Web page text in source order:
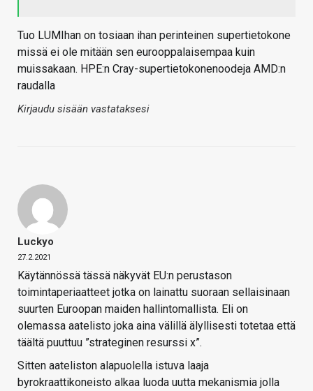
Tuo LUMIhan on tosiaan ihan perinteinen supertietokone
missä ei ole mitään sen eurooppalaisempaa kuin
muissakaan. HPE:n Cray-supertietokonenoodeja AMD:n
raudalla
Kirjaudu sisään vastataksesi
Luckyo
27.2.2021
Käytännössä tässä näkyvät EU:n perustason
toimintaperiaatteet jotka on lainattu suoraan sellaisinaan
suurten Euroopan maiden hallintomallista. Eli on
olemassa aatelisto joka aina välillä älyllisesti totetaa että
täältä puuttuu ”strateginen resurssi x”.
Sitten aateliston alapuolella istuva laaja
byrokraattikoneisto alkaa luoda uutta mekanismia jolla